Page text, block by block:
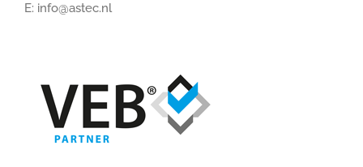
E: info@astec.nl